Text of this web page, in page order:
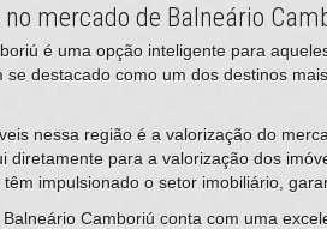
mercado de Balneário
é uma opção inteligente para
destacado como um dos destinos
nessa região é a valorização do
para a valorização dos
impulsionado o setor imobiliário,
Camboriú conta com uma